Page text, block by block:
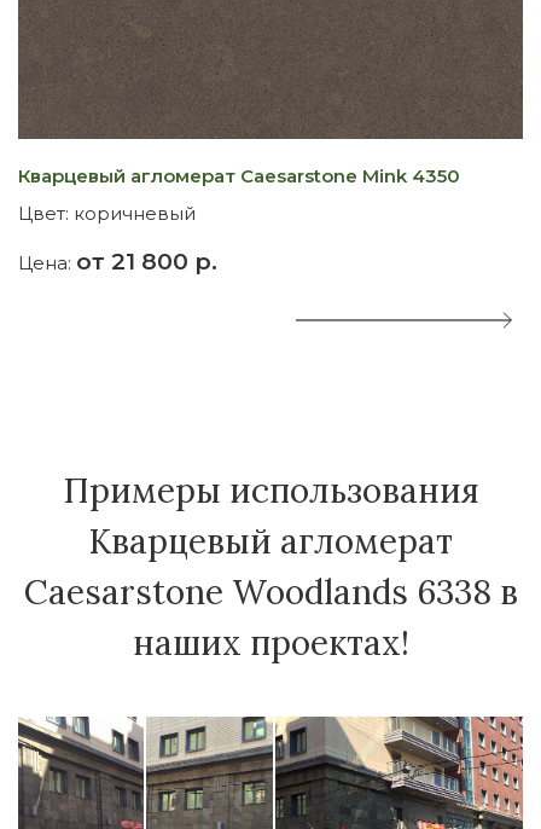
Кварцевый агломерат Caesarstone Mink 4350
Цвет: коричневый
Цена: от 21 800 р.
Примеры использования
Кварцевый агломерат
Caesarstone Woodlands 6338 в
наших проектах!